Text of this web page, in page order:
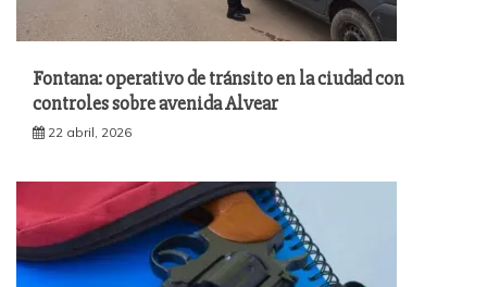
Fontana: operativo de tránsito en la ciudad con
controles sobre avenida Alvear
22 abril, 2026